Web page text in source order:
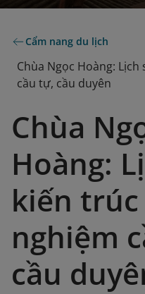
Cẩm nang du lịch
Chùa Ngọc Hoàng:
cầu tự, cầu duyên
Chùa
Hoàng:
kiến
nghiệm
cầu